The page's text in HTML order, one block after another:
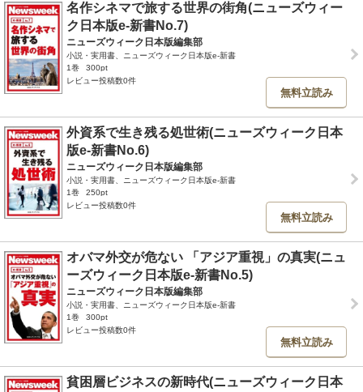
名作シネマで旅する世界の街角(ニューズウィー
ク日本版e-新書No.7)
ニューズウィーク日本版編集部
小説・実用書、ニューズウィーク日本版e-新書
1巻
300pt
レビュー投稿数0件
無料立読み
外資系で生き残る処世術(ニューズウィーク日本
版e-新書No.6)
ニューズウィーク日本版編集部
小説・実用書、ニューズウィーク日本版e-新書
1巻
250pt
レビュー投稿数0件
無料立読み
オバマ外交が危ない 「アジア重視」の真実(ニュ
ーズウィーク日本版e-新書No.5)
ニューズウィーク日本版編集部
小説・実用書、ニューズウィーク日本版e-新書
1巻
300pt
レビュー投稿数0件
無料立読み
貧困層ビジネスの新時代(ニューズウィーク日本